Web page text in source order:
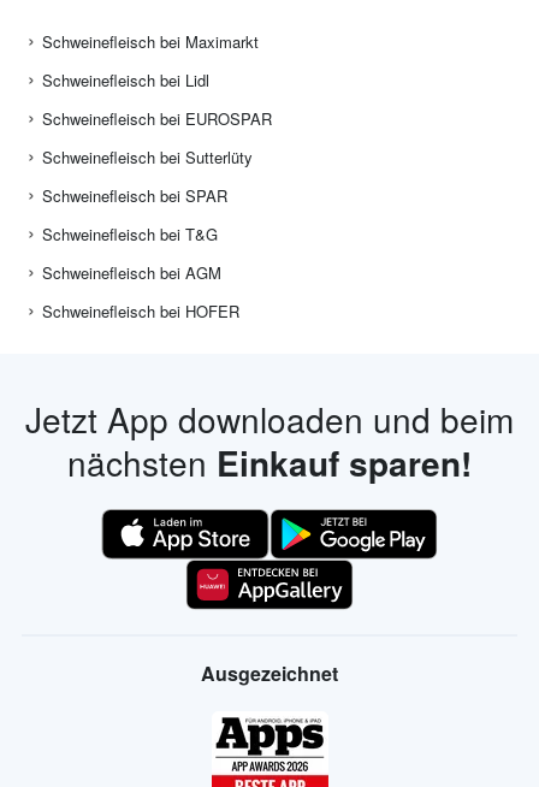
Schweinefleisch bei Maximarkt
Schweinefleisch bei Lidl
Schweinefleisch bei EUROSPAR
Schweinefleisch bei Sutterlüty
Schweinefleisch bei SPAR
Schweinefleisch bei T&G
Schweinefleisch bei AGM
Schweinefleisch bei HOFER
Jetzt App downloaden und beim
nächsten Einkauf sparen!
Ausgezeichnet